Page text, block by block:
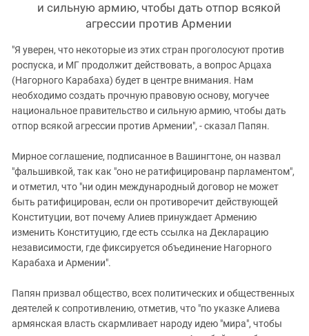
и сильную армию, чтобы дать отпор всякой
агрессии против Армении
"Я уверен, что некоторые из этих стран проголосуют против
роспуска, и МГ продолжит действовать, а вопрос Арцаха
(Нагорного Карабаха) будет в центре внимания. Нам
необходимо создать прочную правовую основу, могучее
национальное правительство и сильную армию, чтобы дать
отпор всякой агрессии против Армении", - сказал Папян.
Мирное соглашение, подписанное в Вашингтоне, он назвал
"фальшивкой, так как "оно не ратифицированр парламентом",
и отметил, что "ни один международный договор не может
быть ратифицирован, если он противоречит действующей
Конституции, вот почему Алиев принуждает Армению
изменить Конституцию, где есть ссылка на Декларацию
независимости, где фиксируется объединение Нагорного
Карабаха и Армении".
Папян призвал общество, всех политических и общественных
деятелей к сопротивлению, отметив, что "по указке Алиева
армянская власть скармливает народу идею "мира", чтобы